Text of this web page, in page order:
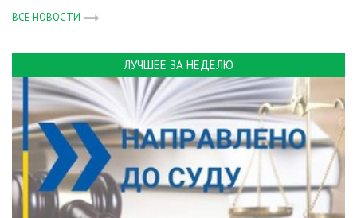
ВСЕ НОВОСТИ
ЛУЧШЕЕ ЗА НЕДЕЛЮ